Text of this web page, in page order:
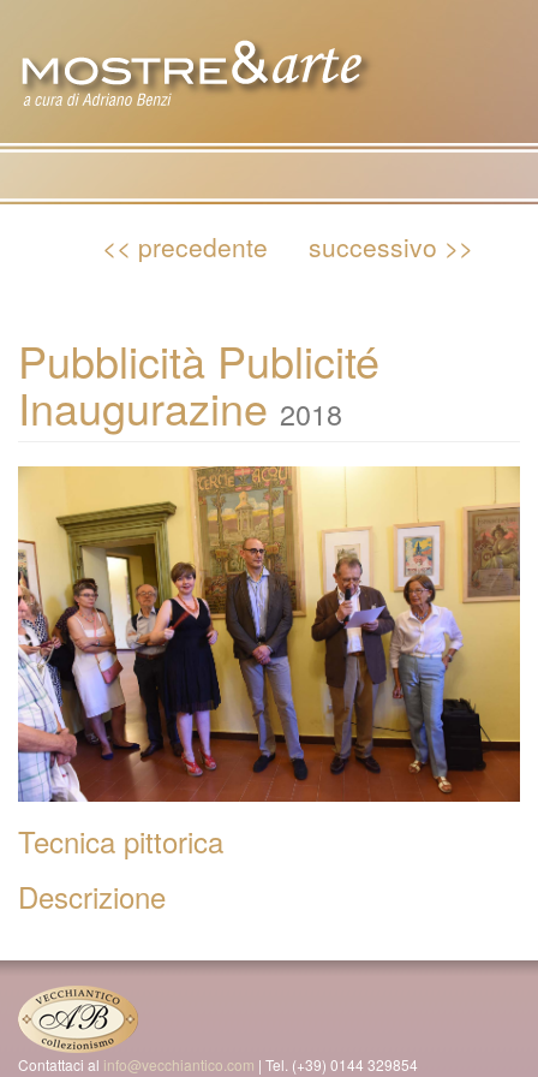
<< precedente successivo >>
Pubblicità Publicité
Inaugurazine 2018
Tecnica pittorica
Descrizione
Contattaci al info@vecchiantico.com | Tel. (+39) 0144 329854